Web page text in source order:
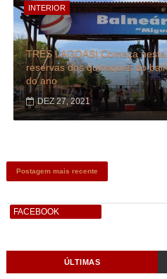
INTERIOR
TRÊS LAGOAS| Começa
reservas dos quiosques do
do ano
DEZ 27, 2021
Postagem mais recente
FACEBOOK
ÚLTIMAS